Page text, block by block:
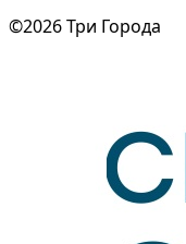
©2026 Три Города